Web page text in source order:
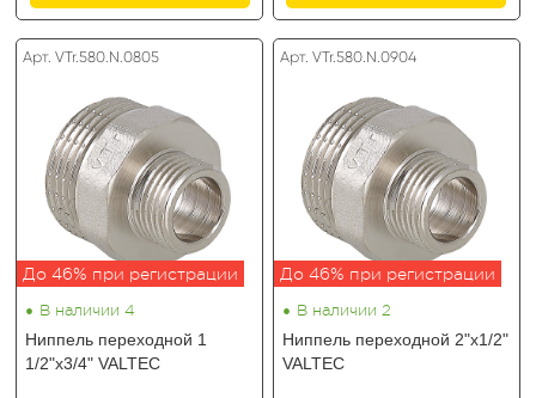
Арт. VTr.580.N.0805
До 46% при регистрации
• В наличии 4
Ниппель переходной 1
1/2"х3/4" VALTEC
Арт. VTr.580.N.0904
До 46% при регистрации
• В наличии 2
Ниппель переходной 2"х1/2"
VALTEC